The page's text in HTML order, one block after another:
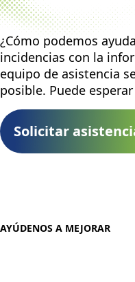
¿Cómo podemos
incidencias con la
equipo de asistencia
posible. Puede
Solicitar
AYÚDENOS A MEJORAR